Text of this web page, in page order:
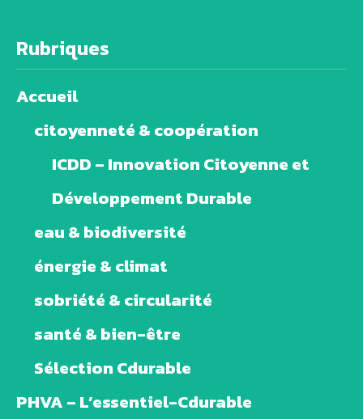
Rubriques
Accueil
citoyenneté & coopération
ICDD – Innovation Citoyenne et
Développement Durable
eau & biodiversité
énergie & climat
sobriété & circularité
santé & bien-être
Sélection Cdurable
PHVA – L’essentiel-Cdurable